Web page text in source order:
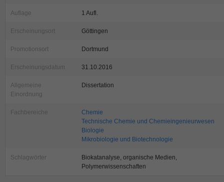
Auflage 1 Aufl.
Erscheinungsort Göttingen
Promotionsort Dortmund
Erscheinungsdatum 31.10.2016
Allgemeine
Einordnung
Dissertation
Fachbereiche
Chemie
Technische Chemie und Chemieingenieurwesen
Biologie
Mikrobiologie und Biotechnologie
Schlagwörter
Biokatanalyse, organische Medien,
Polymerwissenschaften